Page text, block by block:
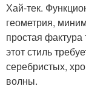
Хай-тек.
геометрия,
простая
этот стиль
серебристых,
волны.